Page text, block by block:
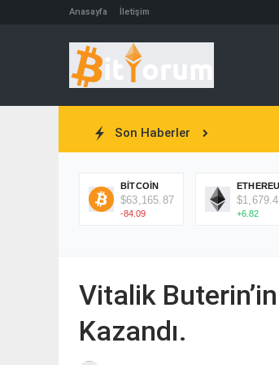
Anasayfa İletişim
Son Haberler
BITCOIN
$63,165.87
-84.09 +6.82
Vitalik
Kazandı.